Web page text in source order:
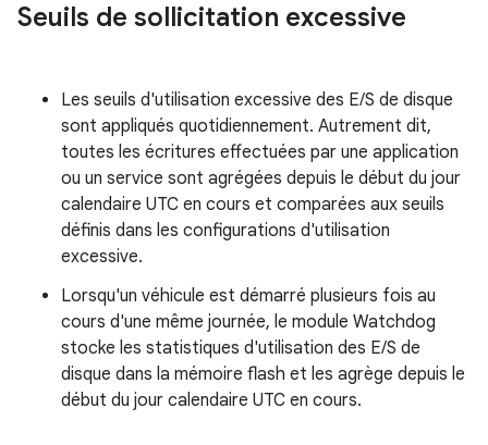
Seuils de sollicitation excessive
Les seuils d'utilisation excessive des E/S de disque
sont appliqués quotidiennement. Autrement dit,
toutes les écritures effectuées par une application
ou un service sont agrégées depuis le début du jour
calendaire UTC en cours et comparées aux seuils
définis dans les configurations d'utilisation
excessive.
Lorsqu'un véhicule est démarré plusieurs fois au
cours d'une même journée, le module Watchdog
stocke les statistiques d'utilisation des E/S de
disque dans la mémoire flash et les agrège depuis le
début du jour calendaire UTC en cours.